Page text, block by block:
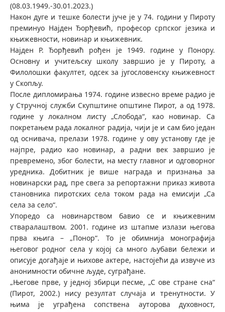
(08.03.1949.-30.01.2023.)
Након дуге и тешке болести јуче је у 74. години у Пироту
преминуо Најден Ђорђевић, професор српског језика и
књижевности, новинар и књижевник.
Најден Р. Ђорђевић рођен је 1949. године у Понору.
Основну и учитељску школу завршио је у Пироту, а
Филолошки факултет, одсек за југословенску књижевност
у Скопљу.
После дипломирања 1974. године извесно време радио је
у Стручној служби Скупштине општине Пирот, а од 1978.
године у локалном листу „Слобода“, као новинар. Са
покретањем рада локалног радија, чији је и сам био један
од оснивача, прелази 1978. године у ову установу где је
најпре, радио као новинар, а радни век завршио је
превремено, због болести, на месту главног и одговорног
уредника. Добитник је више награда и признања за
новинарски рад, пре свега за репортажни приказ живота
становника пиротских села током рада на емисији „Са
села за село“.
Упоредо са новинарством бавио се и књижевним
стваралаштвом. 2001. године из штапме излази његова
прва књига – „Понор“. То је обимнија монографија
његовог родног села у којој са много љубави бележи и
описује догађаје и њихове актере, настојећи да извуче из
анонимности обичне људе, суграђане.
„Његове прве, у једној збирци песме, „С ове стране сна“
(Пирот, 2002.) нису резултат случаја и тренутности. У
њима је уграђена сопствена ауторова духовност,